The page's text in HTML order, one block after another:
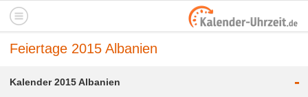
Feiertage 2015 Albanien
Kalender 2015 Albanien -